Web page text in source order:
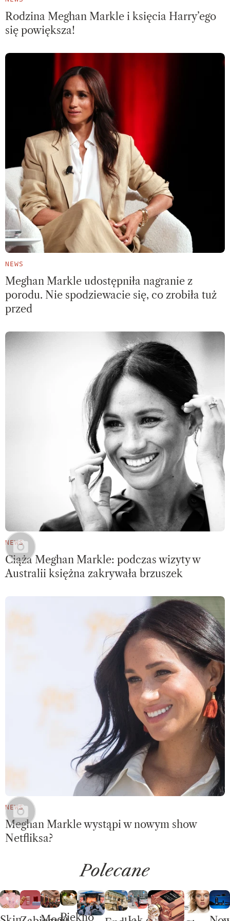
Rodzina Meghan Markle i księcia Harry’ego
się powiększa!
NEWS
Meghan Markle udostępniła nagranie z
porodu. Nie spodziewacie się, co zrobiła tuż
przed
NEWS
Ciąża Meghan Markle: podczas wizyty w
Australii księżna zakrywała brzuszek
NEWS
Meghan Markle wystąpi w nowym show
Netfliksa?
Polecane
Piękno